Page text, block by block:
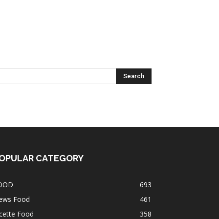
CATEGORY
693
Food
461
Food
358